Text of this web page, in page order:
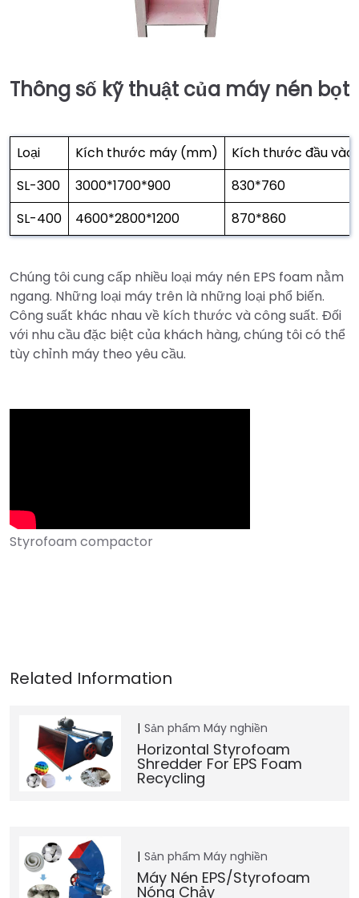
Thông số kỹ thuật của máy nén bọt
Loại Kích thước máy (mm)
Kích thước đầu
SL-300
3000*1700*900
830*760
SL-400
4600*2800*1200 870*860
Chúng tôi cung cấp nhiều loại máy nén EPS foam nằm
ngang. Những loại máy trên là những loại phổ biến.
Công suất khác nhau về kích thước và công suất. Đối
với nhu cầu đặc biệt của khách hàng, chúng tôi có thể
tùy chỉnh máy theo yêu cầu.
Sản phẩm Máy nghiền
Horizontal Styrofoam
Shredder For EPS Foam
Recycling
Sản phẩm Máy nghiền
Máy Nén EPS/Styrofoam
Nóng Chảy